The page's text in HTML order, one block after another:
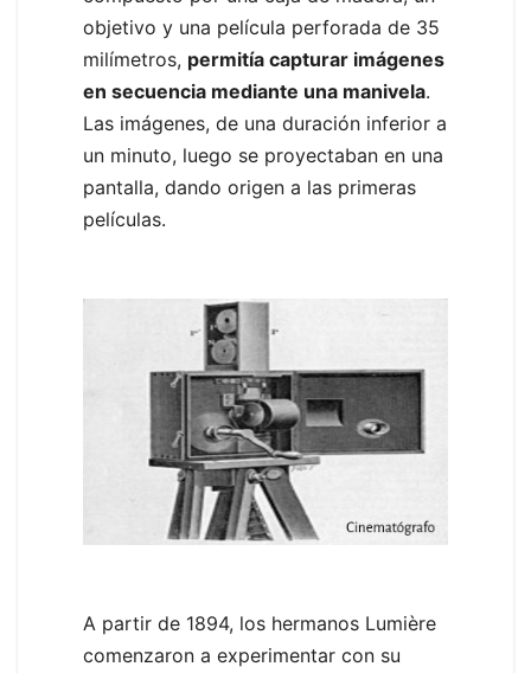
objetivo y una película perforada de 35
milímetros, permitía capturar imágenes
en secuencia mediante una manivela.
Las imágenes, de una duración inferior a
un minuto, luego se proyectaban en una
pantalla, dando origen a las primeras
películas.
A partir de 1894, los hermanos Lumière
comenzaron a experimentar con su